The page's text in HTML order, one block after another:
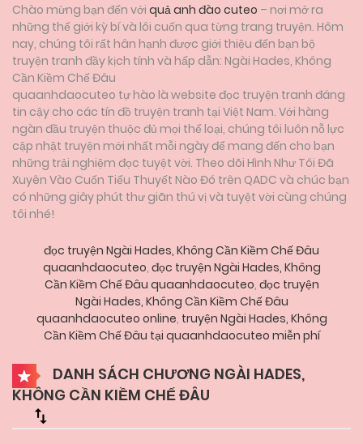
Chào mừng bạn đến với quả anh đào cuteo – nơi mở ra
những thế giới kỳ bí và lôi cuốn qua từng trang truyện. Hôm
nay, chúng tôi rất hân hạnh được giới thiệu đến bạn bộ
truyện tranh đầy kịch tính và hấp dẫn: Ngài Hades, Không
Cần Kiềm Chế Đâu
quaanhdaocuteo tự hào là website đọc truyện tranh đáng
tin cậy cho các tín đồ truyện tranh tại Việt Nam. Với hàng
ngàn đầu truyện thuộc đủ mọi thể loại, chúng tôi luôn nỗ lực
cập nhật truyện mới nhất mỗi ngày để mang đến cho bạn
những trải nghiệm đọc tuyệt vời. Theo dõi Hình Như Tôi Đã
Xuyên Vào Cuốn Tiểu Thuyết Nào Đó trên QADC và chúc bạn
có những giây phút thư giãn thú vị và tuyệt vời cùng chúng
tôi nhé!
đọc truyện Ngài Hades, Không Cần Kiềm Chế Đâu
quaanhdaocuteo, đọc truyện Ngài Hades, Không
Cần Kiềm Chế Đâu quaanhdaocuteo, đọc truyện
Ngài Hades, Không Cần Kiềm Chế Đâu
quaanhdaocuteo online, truyện Ngài Hades, Không
Cần Kiềm Chế Đâu tại quaanhdaocuteo miễn phí
DANH SÁCH CHƯƠNG NGÀI HADES,
KHÔNG CẦN KIỀM CHẾ ĐÂU